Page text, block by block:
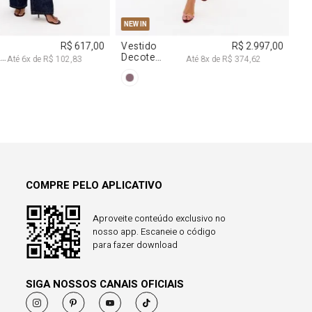
COMPRE PELO APLICATIVO
Aproveite conteúdo exclusivo no
nosso app. Escaneie o código
para fazer download
SIGA NOSSOS CANAIS OFICIAIS